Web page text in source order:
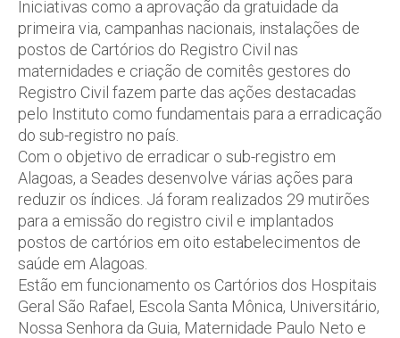
Iniciativas como a aprovação da gratuidade da
primeira via, campanhas nacionais, instalações de
postos de Cartórios do Registro Civil nas
maternidades e criação de comitês gestores do
Registro Civil fazem parte das ações destacadas
pelo Instituto como fundamentais para a erradicação
do sub-registro no país.
Com o objetivo de erradicar o sub-registro em
Alagoas, a Seades desenvolve várias ações para
reduzir os índices. Já foram realizados 29 mutirões
para a emissão do registro civil e implantados
postos de cartórios em oito estabelecimentos de
saúde em Alagoas.
Estão em funcionamento os Cartórios dos Hospitais
Geral São Rafael, Escola Santa Mônica, Universitário,
Nossa Senhora da Guia, Maternidade Paulo Neto e